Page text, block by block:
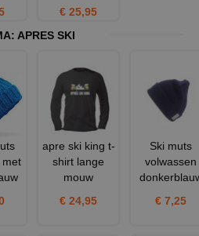
€ 25,95
APRES SKI
met
apre ski king t-
shirt lange
mouw
€ 24,95
Ski muts
volwassen
€ 7,25